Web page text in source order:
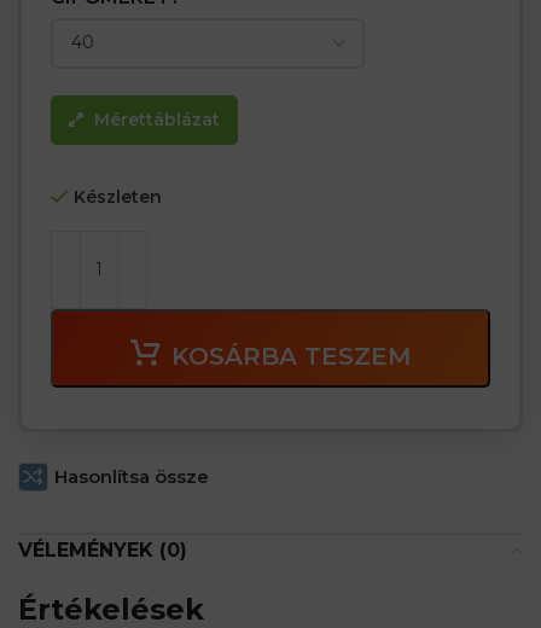
Mérettáblázat
Készleten
KOSÁRBA TESZEM
Hasonlítsa össze
VÉLEMÉNYEK (0)
Értékelések